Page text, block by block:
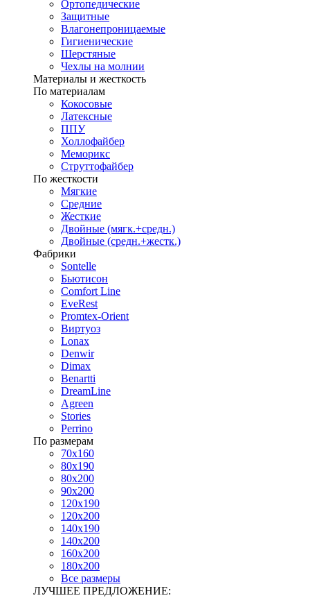
Ортопедические
Защитные
Влагонепроницаемые
Гигиенические
Шерстяные
Чехлы на молнии
Материалы и жесткость
По материалам
Кокосовые
Латексные
ППУ
Холлофайбер
Меморикс
Струттофайбер
По жесткости
Мягкие
Средние
Жесткие
Двойные (мягк.+средн.)
Двойные (средн.+жестк.)
Фабрики
Sontelle
Бьютисон
Comfort Line
EveRest
Promtex-Orient
Виртуоз
Lonax
Denwir
Dimax
Benartti
DreamLine
Agreen
Stories
Perrino
По размерам
70х160
80х190
80х200
90х200
120х190
120х200
140х190
140х200
160х200
180х200
Все размеры
ЛУЧШЕЕ ПРЕДЛОЖЕНИЕ: